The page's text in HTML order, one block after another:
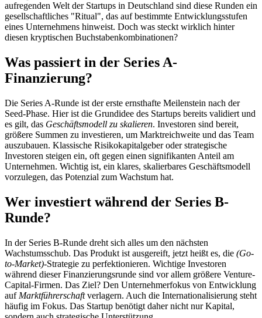
aufregenden Welt der Startups in Deutschland sind diese Runden ein
gesellschaftliches "Ritual", das auf bestimmte Entwicklungsstufen
eines Unternehmens hinweist. Doch was steckt wirklich hinter
diesen kryptischen Buchstabenkombinationen?
Was passiert in der Series A-
Finanzierung?
Die Series A-Runde ist der erste ernsthafte Meilenstein nach der
Seed-Phase. Hier ist die Grundidee des Startups bereits validiert und
es gilt, das Geschäftsmodell zu skalieren. Investoren sind bereit,
größere Summen zu investieren, um Marktreichweite und das Team
auszubauen. Klassische Risikokapitalgeber oder strategische
Investoren steigen ein, oft gegen einen signifikanten Anteil am
Unternehmen. Wichtig ist, ein klares, skalierbares Geschäftsmodell
vorzulegen, das Potenzial zum Wachstum hat.
Wer investiert während der Series B-
Runde?
In der Series B-Runde dreht sich alles um den nächsten
Wachstumsschub. Das Produkt ist ausgereift, jetzt heißt es, die (Go-
to-Market)-Strategie zu perfektionieren. Wichtige Investoren
während dieser Finanzierungsrunde sind vor allem größere Venture-
Capital-Firmen. Das Ziel? Den Unternehmerfokus von Entwicklung
auf Marktführerschaftverlagern. Auch die Internationalisierung steht
häufig im Fokus. Das Startup benötigt daher nicht nur Kapital,